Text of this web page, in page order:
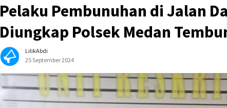
Pelaku Pembunuhan di Jalan
Diungkap Polsek Medan
LilikAbdi
25 September 2024